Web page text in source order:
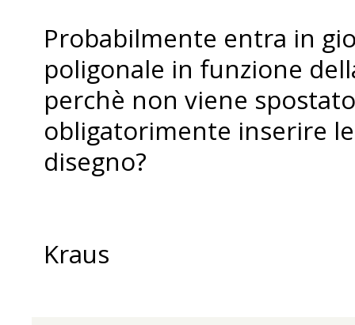
Probabilmente entra in
poligonale in funzione
perchè non viene
obligatorimente inserire
disegno?
Kraus